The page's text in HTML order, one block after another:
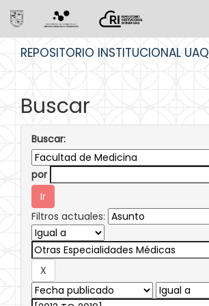
REPOSITORIO INSTITUCIONAL UAQ
Buscar
Buscar:
por
Filtros actuales: